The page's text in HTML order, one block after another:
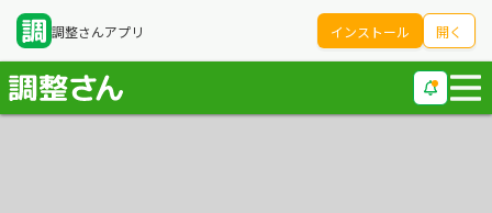
調整さんアプリ インストール 開く